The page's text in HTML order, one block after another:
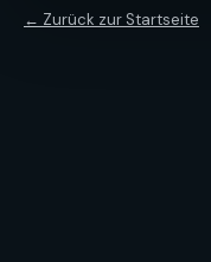
← Zurück zur Startseite